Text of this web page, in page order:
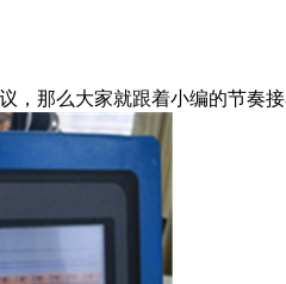
那么大家就跟着小编的节奏